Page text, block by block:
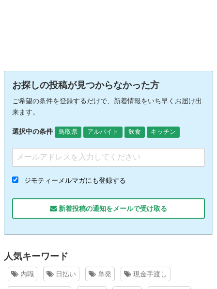
お探しの投稿が見つからなかった方
ご希望の条件を登録するだけで、新着情報をいち早くお届け出
来ます。
選択中の条件 鳥取県 アルバイト 飲食 キッチン
ジモティーメルマガにも登録する
新着投稿の通知をメールで受け取る
人気キーワード
内職 日払い 単発 現金手渡し